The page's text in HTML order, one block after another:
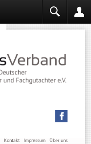
Über uns
Impressum
Kontakt